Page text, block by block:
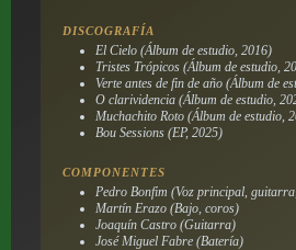
DISCOGRAFÍA
El Cielo(Álbum de estudio, 2016)
Tristes Trópicos(Álbum de estudio,
Verte antes de fin de año(Álbum de
O clarividencia(Álbum de estudio,
Muchachito Roto(Álbum de estudio,
Bou Sessions(EP, 2025)
COMPONENTES
Pedro Bonfim (Voz principal,
Martín Erazo (Bajo, coros)
Joaquín Castro (Guitarra)
José Miguel Fabre (Batería)